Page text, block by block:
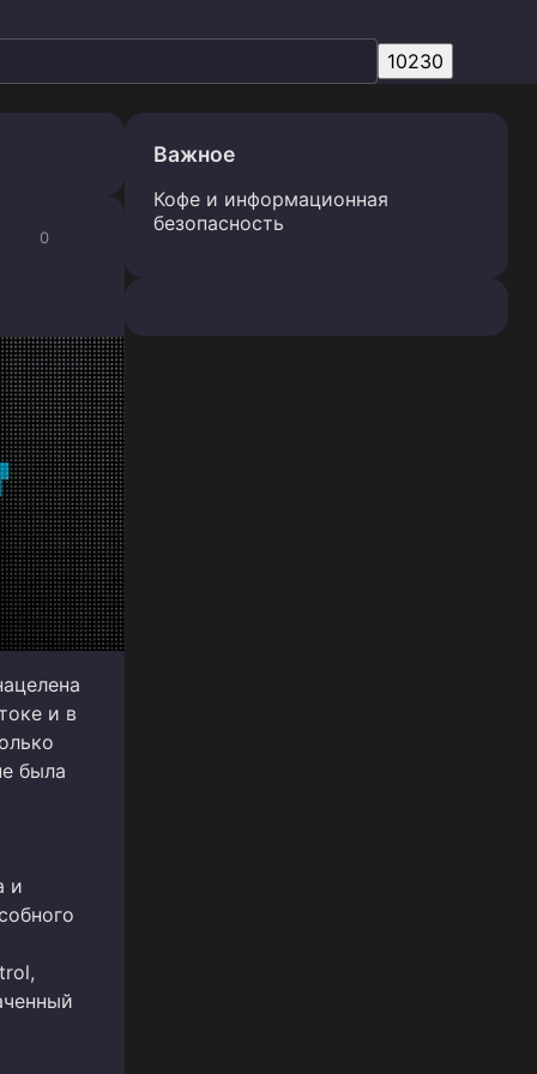
0
и в
была
и
Важное
Кофе и информационная
безопасность